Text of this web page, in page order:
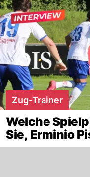
Zug-Trainer
Welche
Sie, Erminio